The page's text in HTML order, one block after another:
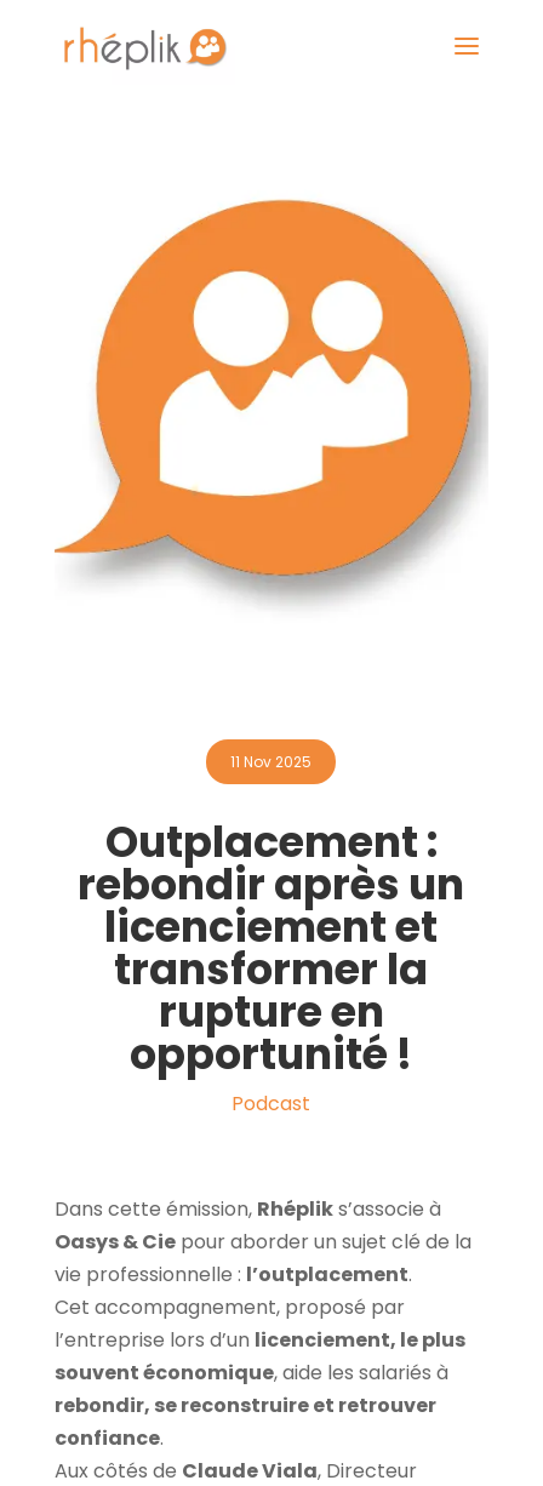
Contactez-nous
11 Nov 2025
Outplacement :
rebondir après un
licenciement et
transformer la
rupture en
opportunité !
Podcast
Dans cette émission, Rhépliks’associe à
Oasys & Ciepour aborder un sujet clé de la
vie professionnelle : l’outplacement.
Cet accompagnement, proposé par
l’entreprise lors d’un licenciement, le plus
souvent économique, aide les salariés à
rebondir, se reconstruire et retrouver
confiance.
Aux côtés de Claude Viala, Directeur